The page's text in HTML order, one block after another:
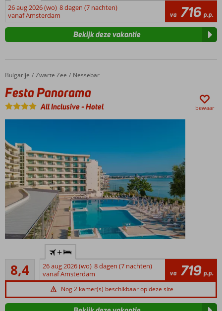
26 aug 2026 (wo) 8 dagen (7 nachten)
vanaf Amsterdam
va 716 p.p.
Bekijk deze vakantie
Home
Bulgarije Zwarte Zee Nessebar
Festa Panorama
Festa Panorama
All Inclusive-Hotel bewaar
vlakbij
het
strand
Fantastisch
8,4
Zeer goed
54
beoordelingen
+
26 aug 2026 (wo) 8 dagen (7 nachten)
vanaf Amsterdam
va 719 p.p.
Nog 2 kamer(s) beschikbaar op deze site